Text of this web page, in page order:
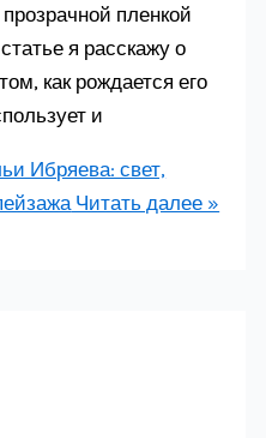
пленкой
я расскажу о
как рождается его
и
Ибряева: свет,
Читать далее »